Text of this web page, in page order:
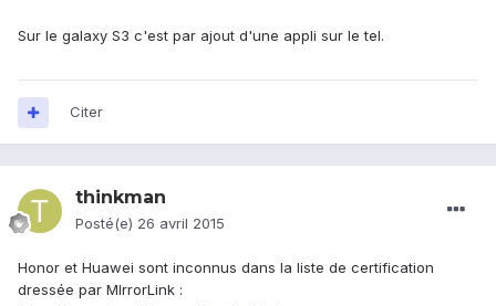
Sur le galaxy S3 c'est par ajout d'une appli sur le tel.
Citer
thinkman
Posté(e) 26 avril 2015
Honor et Huawei sont inconnus dans la liste de certification
dressée par MIrrorLink :